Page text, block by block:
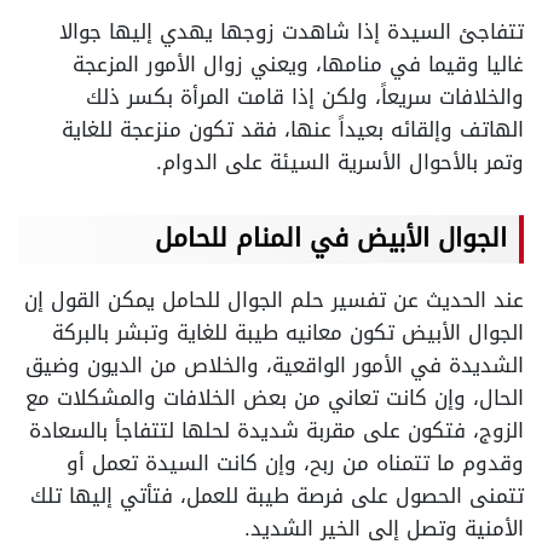
تتفاجئ السيدة إذا شاهدت زوجها يهدي إليها جوالا
غاليا وقيما في منامها، ويعني زوال الأمور المزعجة
والخلافات سريعاً، ولكن إذا قامت المرأة بكسر ذلك
الهاتف وإلقائه بعيداً عنها، فقد تكون منزعجة للغاية
وتمر بالأحوال الأسرية السيئة على الدوام.
الجوال الأبيض في المنام للحامل
عند الحديث عن تفسير حلم الجوال للحامل يمكن القول إن
الجوال الأبيض تكون معانيه طيبة للغاية وتبشر بالبركة
الشديدة في الأمور الواقعية، والخلاص من الديون وضيق
الحال، وإن كانت تعاني من بعض الخلافات والمشكلات مع
الزوج، فتكون على مقربة شديدة لحلها لتتفاجأ بالسعادة
وقدوم ما تتمناه من ربح، وإن كانت السيدة تعمل أو
تتمنى الحصول على فرصة طيبة للعمل، فتأتي إليها تلك
الأمنية وتصل إلى الخير الشديد.